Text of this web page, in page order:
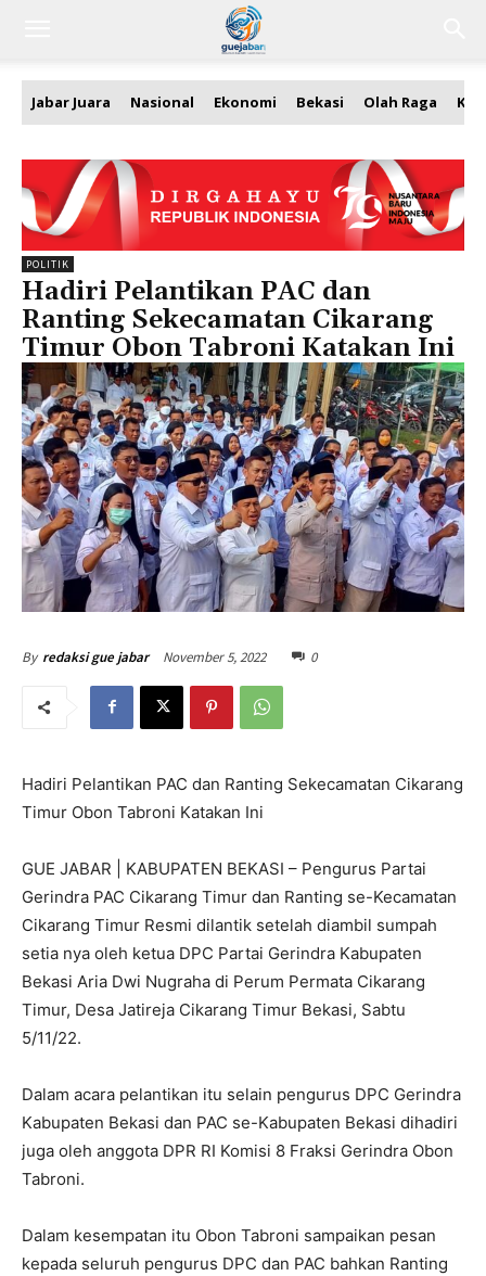
Jabar Juara Nasional Ekonomi Bekasi Olah Raga
POLITIK
Hadiri Pelantikan PAC dan
Ranting Sekecamatan Cikarang
Timur Obon Tabroni Katakan Ini
By redaksi gue jabar November 5, 2022 0
Hadiri Pelantikan PAC dan Ranting Sekecamatan Cikarang
Timur Obon Tabroni Katakan Ini
GUE JABAR | KABUPATEN BEKASI – Pengurus Partai
Gerindra PAC Cikarang Timur dan Ranting se-Kecamatan
Cikarang Timur Resmi dilantik setelah diambil sumpah
setia nya oleh ketua DPC Partai Gerindra Kabupaten
Bekasi Aria Dwi Nugraha di Perum Permata Cikarang
Timur, Desa Jatireja Cikarang Timur Bekasi, Sabtu
5/11/22.
Dalam acara pelantikan itu selain pengurus DPC Gerindra
Kabupaten Bekasi dan PAC se-Kabupaten Bekasi dihadiri
juga oleh anggota DPR RI Komisi 8 Fraksi Gerindra Obon
Tabroni.
Dalam kesempatan itu Obon Tabroni sampaikan pesan
kepada seluruh pengurus DPC dan PAC bahkan Ranting